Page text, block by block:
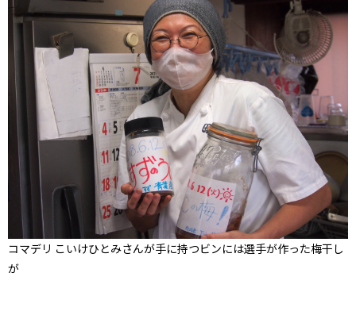
コマデリ こいけひとみさんが手に持つビンには選手が作った梅干し
が